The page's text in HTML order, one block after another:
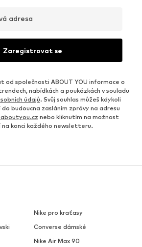
adresa
Zaregistrovat se
od společnosti ABOUT YOU informace o
nabídkách a poukázkách v souladu
údajů. Svůj souhlas můžeš kdykoli
budoucna zasláním zprávy na adresu
nebo kliknutím na možnost
na konci každého newsletteru.
Nike pro kraťasy
Converse dámské
Nike Air Max 90